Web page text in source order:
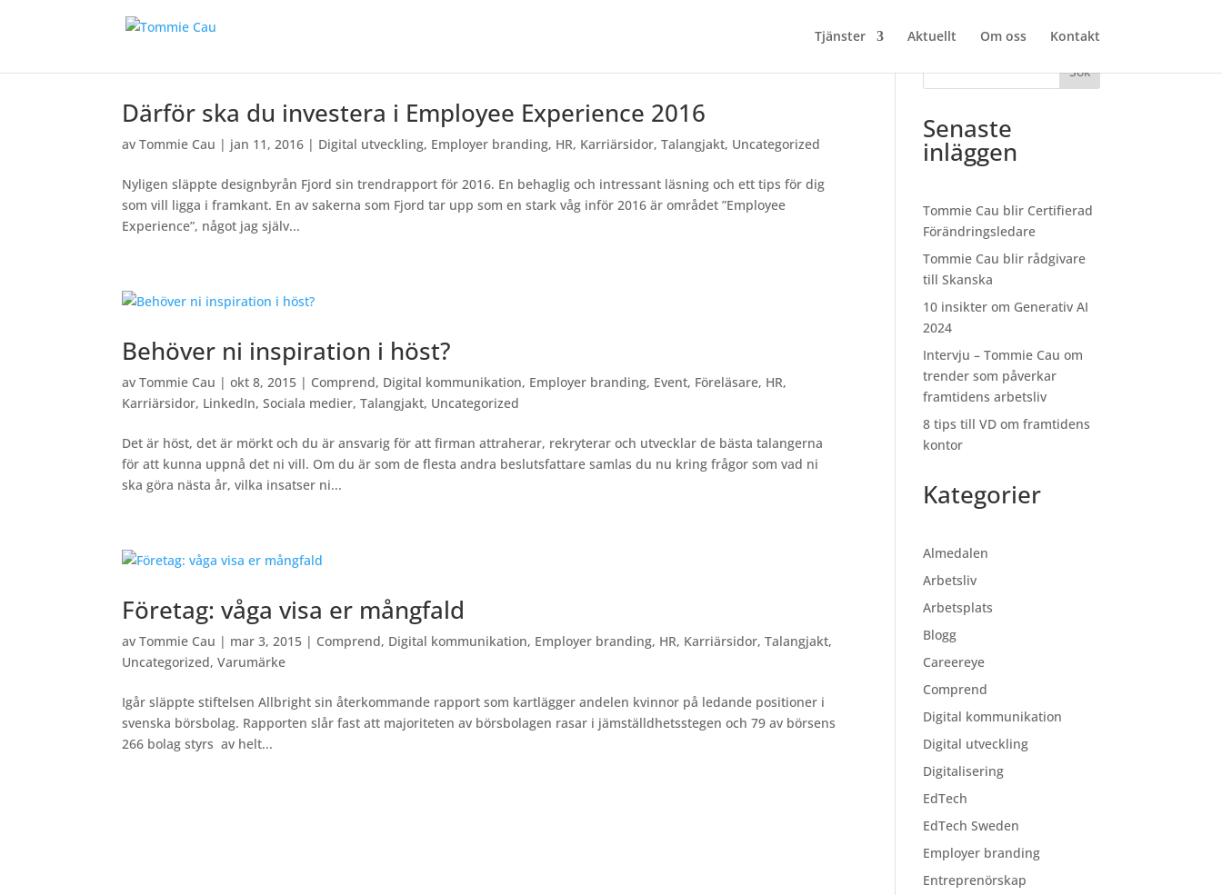
Tjänster Aktuellt Om oss Kontakt
Därför ska du investera i Employee Experience 2016
avTommie Cau | jan 11, 2016 | Digital utveckling, Employer branding, HR, Karriärsidor,Talangjakt, Uncategorized
Nyligen släppte designbyrån Fjord sin trendrapport för 2016. En behaglig och intressant läsning och ett tips för dig
som vill ligga i framkant. En av sakerna som Fjord tar upp som en stark våg inför 2016 är området ”Employee
Experience”, något jag själv...
Behöver ni inspiration i höst?
avTommie Cau |okt 8, 2015 | Comprend, Digital kommunikation, Employer branding, Event, Föreläsare, HR,
Karriärsidor, LinkedIn,Sociala medier,Talangjakt, Uncategorized
Det är höst, det är mörkt och du är ansvarig för att firman attraherar, rekryterar och utvecklar de bästa talangerna
för att kunna uppnå det ni vill. Om du är som de flesta andra beslutsfattare samlas du nu kring frågor som vad ni
ska göra nästa år, vilka insatser ni...
Företag: våga visa er mångfald
avTommie Cau | mar 3, 2015 | Comprend, Digital kommunikation, Employer branding, HR, Karriärsidor,Talangjakt,
Uncategorized,Varumärke
Igår släppte stiftelsen Allbright sin återkommande rapport som kartlägger andelen kvinnor på ledande positioner i
svenska börsbolag. Rapporten slår fast att majoriteten av börsbolagen rasar i jämställdhetsstegen och 79 av börsens
266 bolag styrs av helt...
Sök
Senaste
inläggen
Tommie Cau blir Certifierad
Förändringsledare
Tommie Cau blir rådgivare
till Skanska
10 insikter om Generativ AI
2024
Intervju – Tommie Cau om
trender som påverkar
framtidens arbetsliv
8 tips till VD om framtidens
kontor
Kategorier
Almedalen
Arbetsliv
Arbetsplats
Blogg
Careereye
Comprend
Digital kommunikation
Digital utveckling
Digitalisering
EdTech
EdTech Sweden
Employer branding
Entreprenörskap